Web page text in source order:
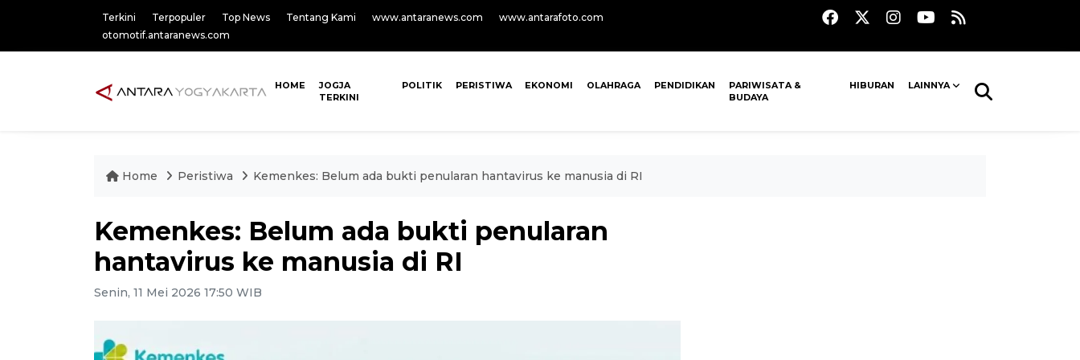
Terkini Terpopuler Top News Tentang Kami www.antaranews.com
www.antarafoto.com
otomotif.antaranews.com
HOME
JOGJA
TERKINI
POLITIK PERISTIWA EKONOMI OLAHRAGA PENDIDIKAN
PARIWISATA &
BUDAYA
HIBURAN LAINNYA
Home Peristiwa Kemenkes: Belum ada bukti penularan hantavirus ke manusia di RI
Kemenkes: Belum ada bukti penularan
hantavirus ke manusia di RI
Senin, 11 Mei 2026 17:50 WIB